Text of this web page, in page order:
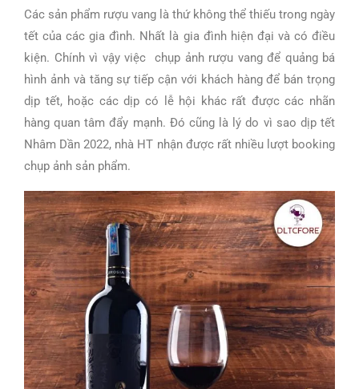
Các sản phẩm rượu vang là thứ không thể thiếu trong ngày
tết của các gia đình. Nhất là gia đình hiện đại và có điều
kiện. Chính vì vậy việc chụp ảnh rượu vang để quảng bá
hình ảnh và tăng sự tiếp cận với khách hàng để bán trọng
dịp tết, hoặc các dịp có lễ hội khác rất được các nhãn
hàng quan tâm đẩy mạnh. Đó cũng là lý do vì sao dịp tết
Nhâm Dần 2022, nhà HT nhận được rất nhiều lượt booking
chụp ảnh sản phẩm.